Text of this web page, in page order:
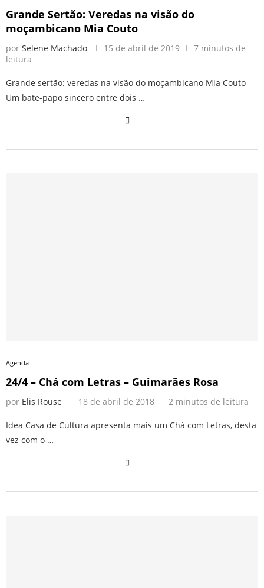
Grande Sertão: Veredas na visão do
moçambicano Mia Couto
por Selene Machado 15 de abril de 2019
7 minutos de
leitura
Grande sertão: veredas na visão do moçambicano Mia Couto
Um bate-papo sincero entre dois …
Agenda
24/4 – Chá com Letras – Guimarães Rosa
por Elis Rouse 18 de abril de 2018 2 minutos de leitura
Idea Casa de Cultura apresenta mais um Chá com Letras, desta
vez com o …